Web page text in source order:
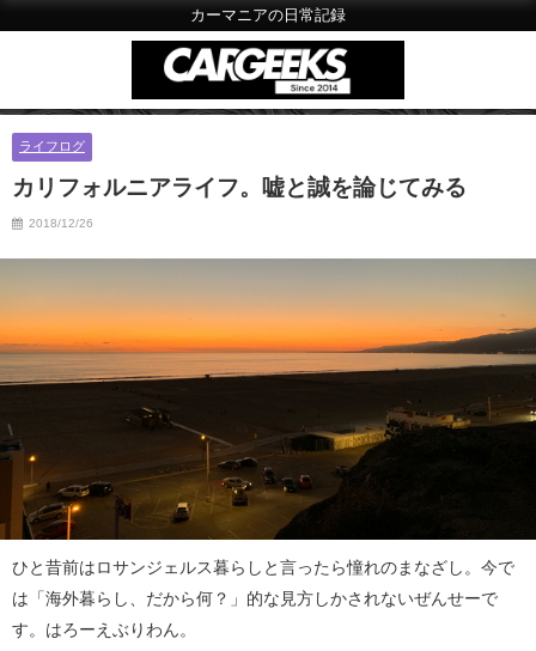
カーマニアの日常記録
ライフログ
カリフォルニアライフ。嘘と誠を論じてみる
2018/12/26
ひと昔前はロサンジェルス暮らしと言ったら憧れのまなざし。今で
は「海外暮らし、だから何？」的な見方しかされないぜんせーで
す。はろーえぶりわん。